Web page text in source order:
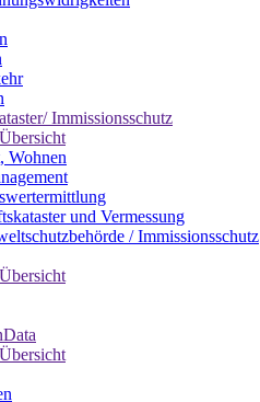
Immissionsschutz
Wohnen
und Vermessung
/ Immissionsschutz